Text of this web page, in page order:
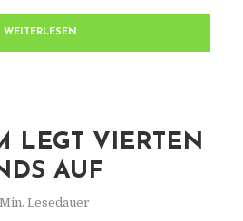
WEITERLESEN
LEGT VIERTEN
AUF
Lesedauer